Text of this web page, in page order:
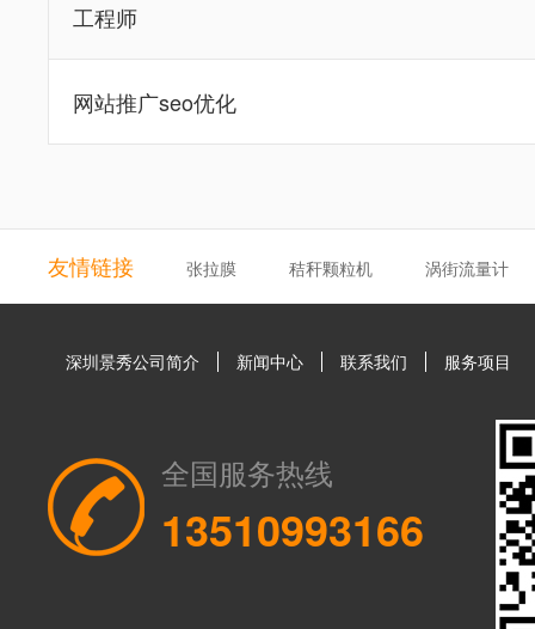
工程师
网站推广seo优化
友情链接 张拉膜 秸秆颗粒机 涡街流量计
深圳景秀公司简介 新闻中心 联系我们 服务项目
全国服务热线
13510993166